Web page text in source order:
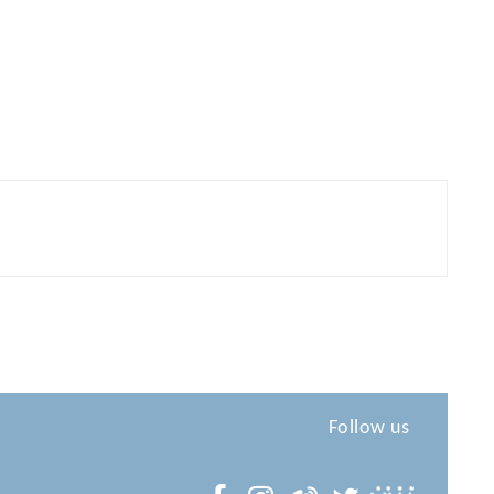
Follow us